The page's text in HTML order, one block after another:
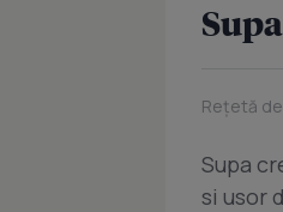
Rețetă de
Supa
si usor